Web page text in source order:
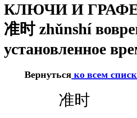
КЛЮЧИ И
准时 zhǔnshí
установленное
Вернуться ко всем
准时